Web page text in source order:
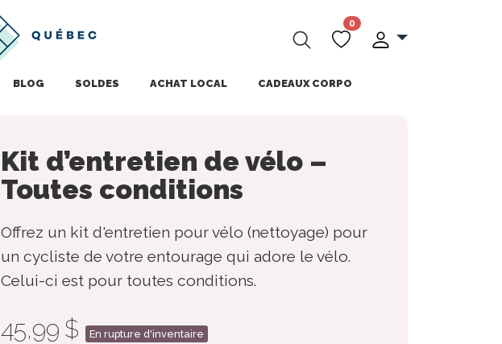
0
BLOG SOLDES ACHAT LOCAL CADEAUX CORPO
Kit d’entretien de vélo –
Toutes conditions
Offrez un kit d'entretien pour vélo (nettoyage) pour
un cycliste de votre entourage qui adore le vélo.
Celui-ci est pour toutes conditions.
45,99 $ En rupture d'inventaire